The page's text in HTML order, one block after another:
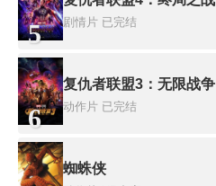
5 剧情片 已完结
6
复仇者联盟3：无限战争
动作片 已完结
蜘蛛侠